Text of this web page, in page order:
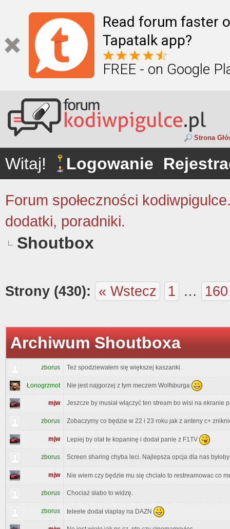
Read forum faster
Tapatalk app?
FREE - on Google
Strona
Witaj! Logowanie
Forum społeczności
dodatki, poradniki.
Shoutbox
Strony (430): « Wstecz 1 … 160
Archiwum Shoutboxa
zborus Też spodziewałem się większej kaszanki.
Łonogrzmot Nie jest najgorzej z tym meczem Wolfsburga
mjw Jeszcze by musiał włączyć ten stream bo wisi na ekranie
zborus Zobaczymy co będzie w 22 i 23 roku jak z anteny c+
mjw Lepiej by olał te kopaninę i dodał panie z F1TV
zborus Screen sharing chyba leci. Najlepsza opcja dla nas
mjw Nie wiem czy będzie mu się chciało to restreamowac co
zborus Chociaż słabo to widzę.
zborus teleele dodał viaplay na DAZN